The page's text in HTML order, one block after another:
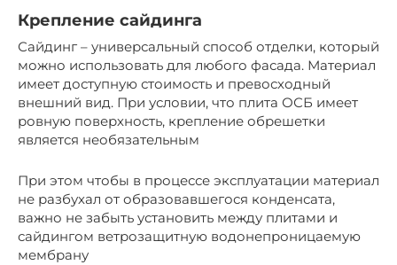
Крепление сайдинга
Сайдинг – универсальный способ отделки, который
можно использовать для любого фасада. Материал
имеет доступную стоимость и превосходный
внешний вид. При условии, что плита ОСБ имеет
ровную поверхность, крепление обрешетки
является необязательным
При этом чтобы в процессе эксплуатации материал
не разбухал от образовавшегося конденсата,
важно не забыть установить между плитами и
сайдингом ветрозащитную водонепроницаемую
мембрану